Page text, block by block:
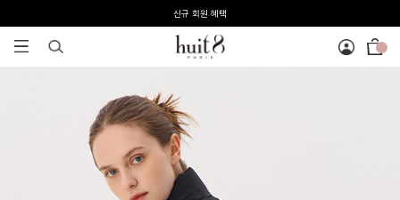
전 회원 무료배송 / 1회 사이즈 교환 무료